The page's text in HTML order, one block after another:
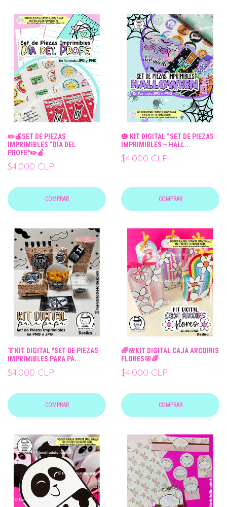
✏️🍎SET DE PIEZAS
IMPRIMIBLES “DÍA DEL
PROFE"✏️🍎
$4.000 CLP
COMPRAR
🎃 KIT DIGITAL “SET DE PIEZAS
IMPRIMIBLES – HALL...
$4.000 CLP
COMPRAR
👔KIT DIGITAL "SET DE PIEZAS
IMPRIMIBLES PARA PA...
$4.000 CLP
COMPRAR
🌈🌸KIT DIGITAL CAJA ARCOIRIS
FLORES🌸🌈
$4.000 CLP
COMPRAR